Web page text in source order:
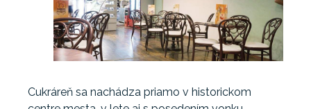
Cukráreň sa nachádza priamo v historickom